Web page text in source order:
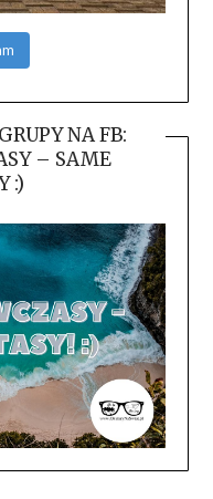
NA FB:
– SAME
:)